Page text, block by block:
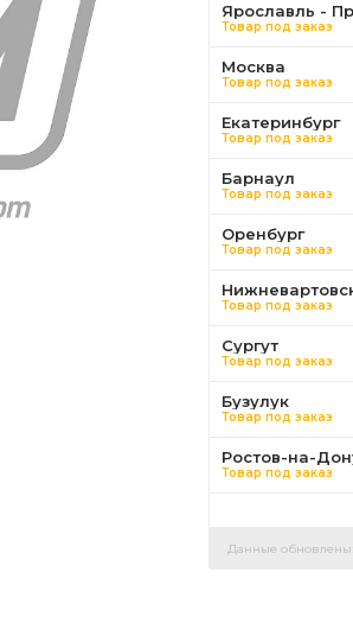
Ярославль -
Товар под заказ
Москва
Товар под заказ
Екатеринбург
Товар под заказ
Барнаул
Товар под заказ
Оренбург
Товар под заказ
Товар под заказ
Сургут
Товар под заказ
Бузулук
Товар под заказ
Ростов-на-
Товар под заказ
Данные обновлены: